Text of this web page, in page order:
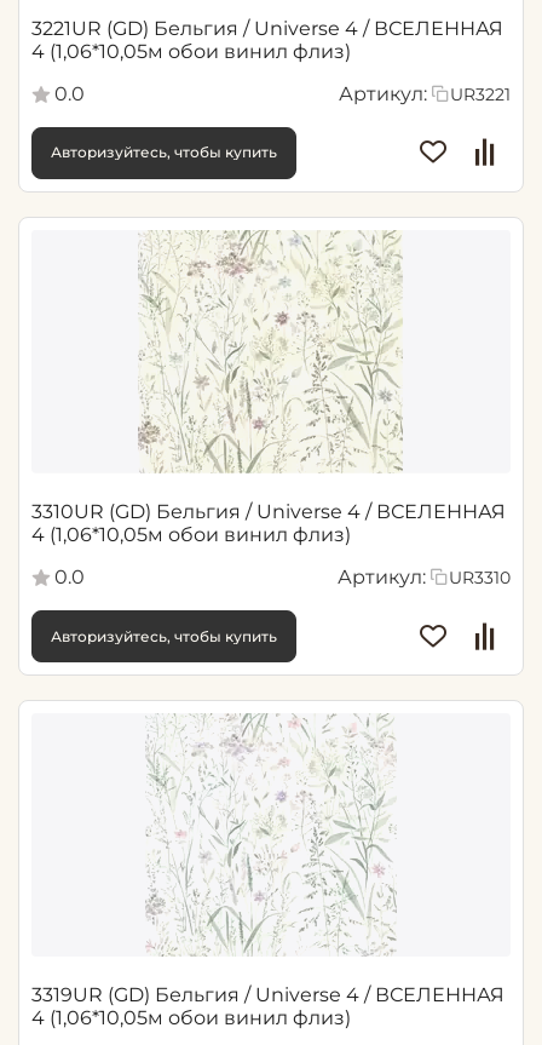
3221UR (GD) Бельгия / Universe 4 / ВСЕЛЕННАЯ
4 (1,06*10,05м обои винил флиз)
0.0
Артикул: UR3221
Авторизуйтесь, чтобы купить
3310UR (GD) Бельгия / Universe 4 / ВСЕЛЕННАЯ
4 (1,06*10,05м обои винил флиз)
0.0
Артикул: UR3310
Авторизуйтесь, чтобы купить
3319UR (GD) Бельгия / Universe 4 / ВСЕЛЕННАЯ
4 (1,06*10,05м обои винил флиз)